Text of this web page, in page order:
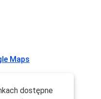
Maps
dostępne